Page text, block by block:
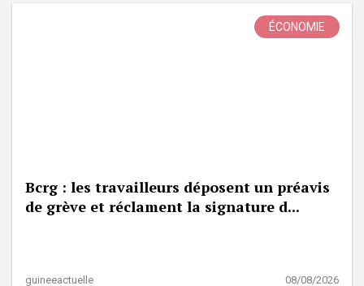
ÉCONOMIE
Bcrg : les travailleurs déposent un préavis
de grève et réclament la signature d...
guineeactuelle 08/08/2026